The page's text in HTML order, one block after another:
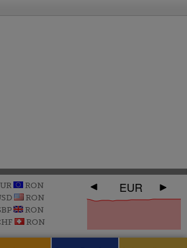
RON
RON
RON
RON
EUR